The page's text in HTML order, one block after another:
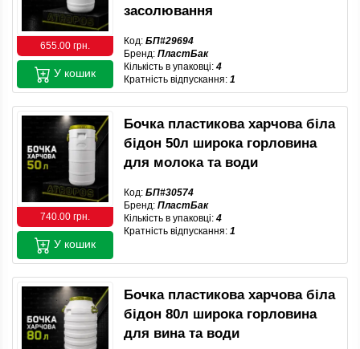
655.00 грн.
засолювання
Код: БП#29694
Бренд: ПластБак
Кількість в упаковці: 4
Кратність відпускання: 1
У кошик
740.00 грн.
Бочка пластикова харчова біла
бідон 50л широка горловина
для молока та води
Код: БП#30574
Бренд: ПластБак
Кількість в упаковці: 4
Кратність відпускання: 1
У кошик
Бочка пластикова харчова біла
бідон 80л широка горловина
для вина та води